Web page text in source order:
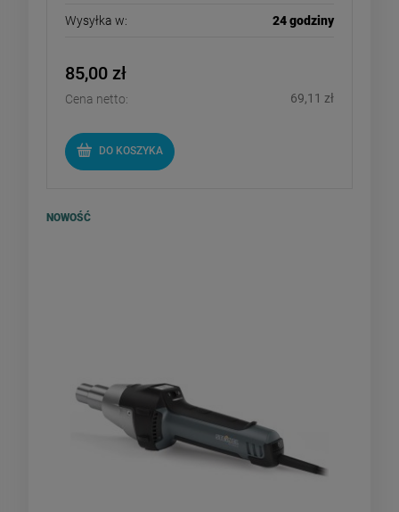
Wysyłka w: 24 godziny
85,00 zł
Cena netto: 69,11 zł
DO KOSZYKA
NOWOŚĆ